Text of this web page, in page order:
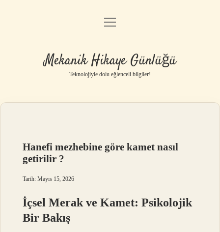
Anasayfa
Yasal Uyarı
menüyü
Mekanik Hikaye Günlüğü
Teknolojiyle dolu eğlenceli bilgiler!
Hanefi mezhebine göre kamet nasıl
getirilir ?
Tarih: Mayıs 15, 2026
İçsel Merak ve Kamet: Psikolojik
Bir Bakış